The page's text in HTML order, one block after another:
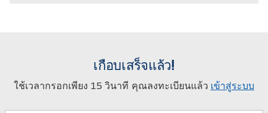
เกือบเสร็จแล้ว!
ใช้เวลากรอกเพียง 15 วินาที คุณลงทะเบียนแล้ว เข้าสู่ระบบ